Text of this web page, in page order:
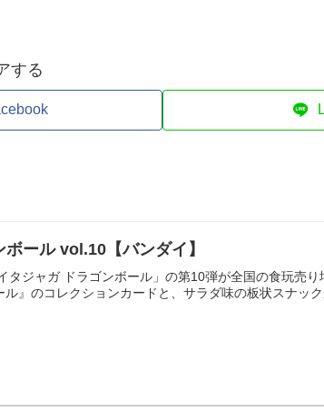
する
ール vol.10【バンダイ】
ャガ ドラゴンボール」の第10弾が全国の食玩売り
』のコレクションカードと、サラダ味の板状スナック